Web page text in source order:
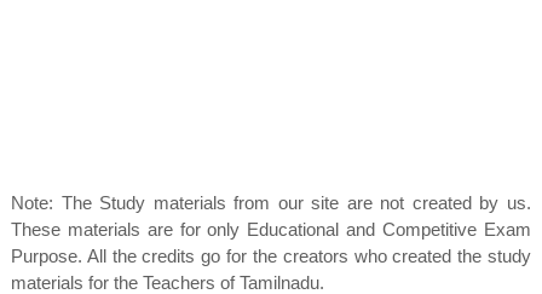
Note: The Study materials from our site are not created by us.
These materials are for only Educational and Competitive Exam
Purpose. All the credits go for the creators who created the study
materials for the Teachers of Tamilnadu.